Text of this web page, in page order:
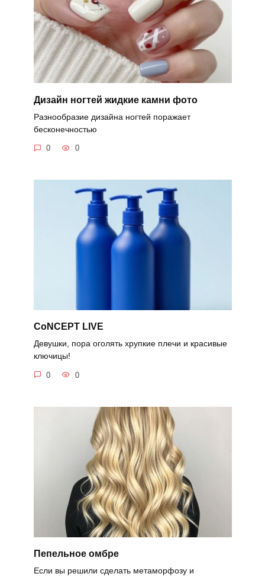
Дизайн ногтей жидкие камни фото
Разнообразие дизайна ногтей поражает
бесконечностью
0 0
CoNCEPT LIVE
Девушки, пора оголять хрупкие плечи и красивые
ключицы!
0 0
Пепельное омбре
Если вы решили сделать метаморфозу и